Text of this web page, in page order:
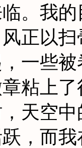
。我的
正以
一些
粘上
天空中
，而